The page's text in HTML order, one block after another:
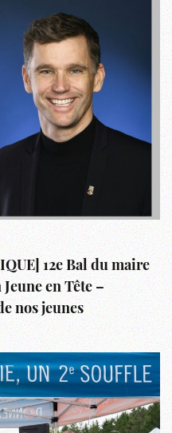
12e Bal du maire
en Tête –
nos jeunes